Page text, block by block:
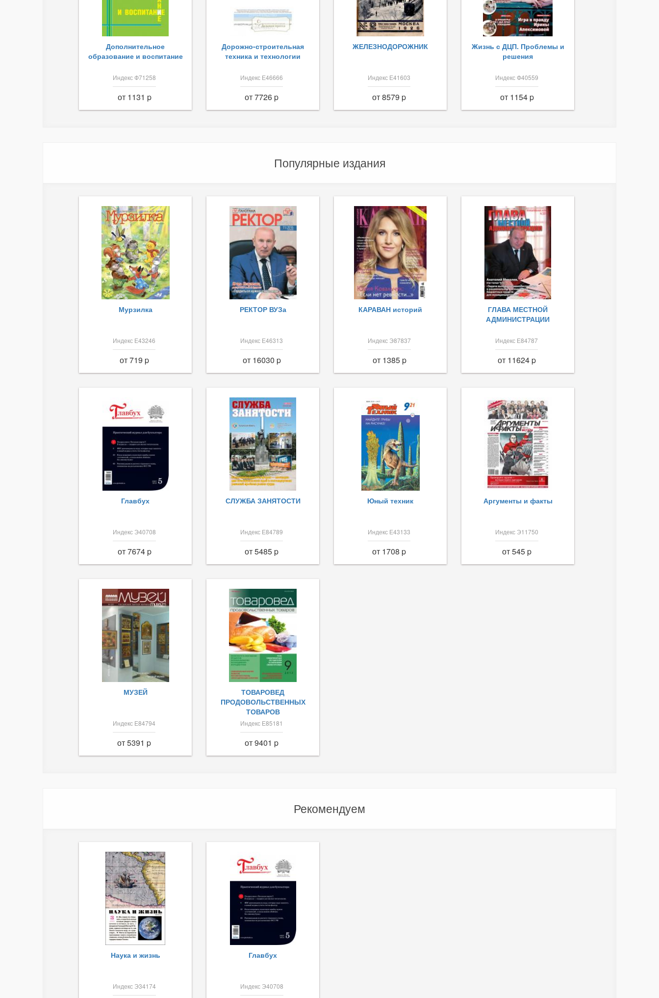
Дополнительное
образование и воспитание
Индекс Ф71258
от 1131 p
Дорожно-строительная
техника и технологии
Индекс Е46666
от 7726 p
ЖЕЛЕЗНОДОРОЖНИК
Индекс Е41603
от 8579 p
Жизнь с ДЦП. Проблемы и
решения
Индекс Ф40559
от 1154 p
Популярные издания
Мурзилка
Индекс Е43246
от 719 p
РЕКТОР ВУЗа
Индекс Е46313
от 16030 p
КАРАВАН историй
Индекс Э87837
от 1385 p
ГЛАВА МЕСТНОЙ
АДМИНИСТРАЦИИ
Индекс Е84787
от 11624 p
Главбух
Индекс Э40708
от 7674 p
СЛУЖБА ЗАНЯТОСТИ
Индекс Е84789
от 5485 p
Юный техник
Индекс Е43133
от 1708 p
Аргументы и факты
Индекс Э11750
от 545 p
МУЗЕЙ
Индекс Е84794
от 5391 p
ТОВАРОВЕД
ПРОДОВОЛЬСТВЕННЫХ
ТОВАРОВ
Индекс Е85181
от 9401 p
Рекомендуем
Наука и жизнь
Индекс Э34174
Главбух
Индекс Э40708